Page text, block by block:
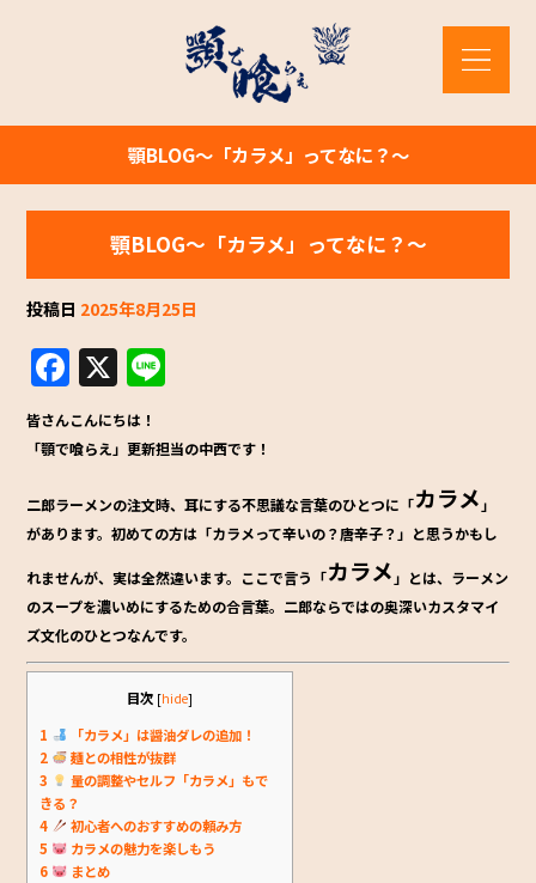
顎BLOG～「カラメ」ってなに？～
顎BLOG～「カラメ」ってなに？～
投稿日 2025年8月25日
F
a
c
b
o
o
k
X
e
皆さんこんにちは！
「顎で喰らえ」更新担当の中西です！
二郎ラーメンの注文時、耳にする不思議な言葉のひとつに「カラメ 」
があります。初めての方は「カラメって辛いの？唐辛子？」と思うかもし
れませんが、実は全然違います。ここで言う「カラメ 」とは、ラーメン
のスープを濃いめにするための合言葉。二郎ならではの奥深いカスタマイ
ズ文化のひとつなんです。
目次 [hide]
1
「カラメ」は醤油ダレの追加！
2
麺との相性が抜群
3
量の調整やセルフ「カラメ」もで
きる？
4
初心者へのおすすめの頼み方
5
カラメの魅力を楽しもう
6
まとめ